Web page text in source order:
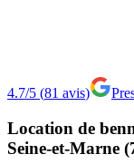
4.7/5 (81 avis)
Location de
Seine-et-Marne